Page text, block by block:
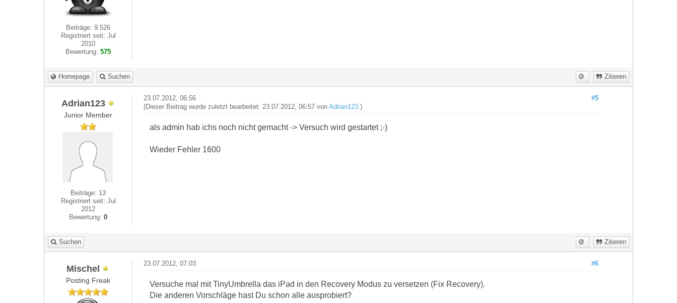
Beiträge: 9.526
Registriert seit: Jul
2010
Bewertung:575
Homepage Suchen Zitieren
Adrian123
Junior Member
Beiträge: 13
Registriert seit: Jul
2012
Bewertung:0
#5
23.07.2012, 06:56
(Dieser Beitrag wurde zuletzt bearbeitet: 23.07.2012, 06:57 von Adrian123.)
als admin hab ichs noch nicht gemacht -> Versuch wird gestartet ;-)
Wieder Fehler 1600
Suchen Zitieren
Mischel
Posting Freak
#6
23.07.2012, 07:03
Versuche mal mit TinyUmbrella das iPad in den Recovery Modus zu versetzen (Fix Recovery).
Die anderen Vorschläge hast Du schon alle ausprobiert?